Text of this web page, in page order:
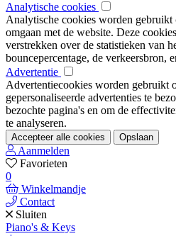
Analytische cookies
Analytische cookies worden gebruikt
omgaan met de website. Deze
verstrekken over de statistieken van
bouncepercentage, de verkeersbron,
Advertentie
Advertentiecookies worden gebruikt
gepersonaliseerde advertenties te
bezochte pagina's en om de
te analyseren.
Accepteer alle cookies Opslaan
Aanmelden
Favorieten
0
Winkelmandje
Contact
Sluiten
Piano's & Keys